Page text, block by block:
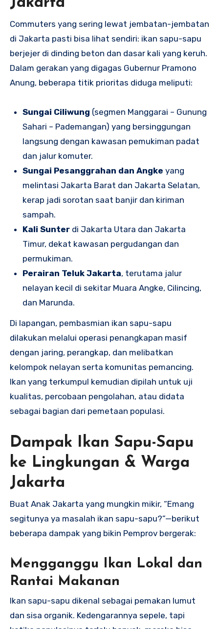
Commuters yang sering lewat jembatan-jembatan
di Jakarta pasti bisa lihat sendiri: ikan sapu-sapu
berjejer di dinding beton dan dasar kali yang keruh.
Dalam gerakan yang digagas Gubernur Pramono
Anung, beberapa titik prioritas diduga meliputi:
Sungai Ciliwung (segmen Manggarai – Gunung
Sahari – Pademangan) yang bersinggungan
langsung dengan kawasan pemukiman padat
dan jalur komuter.
Sungai Pesanggrahan dan Angke yang
melintasi Jakarta Barat dan Jakarta Selatan,
kerap jadi sorotan saat banjir dan kiriman
sampah.
Kali Sunterdi Jakarta Utara dan Jakarta
Timur, dekat kawasan pergudangan dan
permukiman.
Perairan Teluk Jakarta, terutama jalur
nelayan kecil di sekitar Muara Angke, Cilincing,
dan Marunda.
Di lapangan, pembasmian ikan sapu-sapu
dilakukan melalui operasi penangkapan masif
dengan jaring, perangkap, dan melibatkan
kelompok nelayan serta komunitas pemancing.
Ikan yang terkumpul kemudian dipilah untuk uji
kualitas, percobaan pengolahan, atau didata
sebagai bagian dari pemetaan populasi.
Dampak Ikan Sapu-Sapu
ke Lingkungan & Warga
Jakarta
Buat Anak Jakarta yang mungkin mikir, “Emang
segitunya ya masalah ikan sapu-sapu?”—berikut
beberapa dampak yang bikin Pemprov bergerak:
Mengganggu Ikan Lokal dan
Rantai Makanan
Ikan sapu-sapu dikenal sebagai pemakan lumut
dan sisa organik. Kedengarannya sepele, tapi